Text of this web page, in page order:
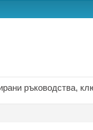
ръководства,